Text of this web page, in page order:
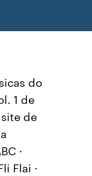
do
1 de
de
·
Flai ·